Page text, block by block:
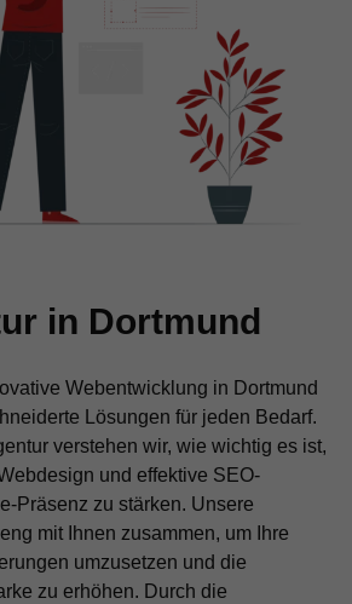
in Dortmund
Webentwicklung in Dortmund
Lösungen für jeden Bedarf.
verstehen wir, wie wichtig es ist,
und effektive SEO-
Präsenz zu stärken. Unsere
mit Ihnen zusammen, um Ihre
umzusetzen und die
zu erhöhen. Durch die